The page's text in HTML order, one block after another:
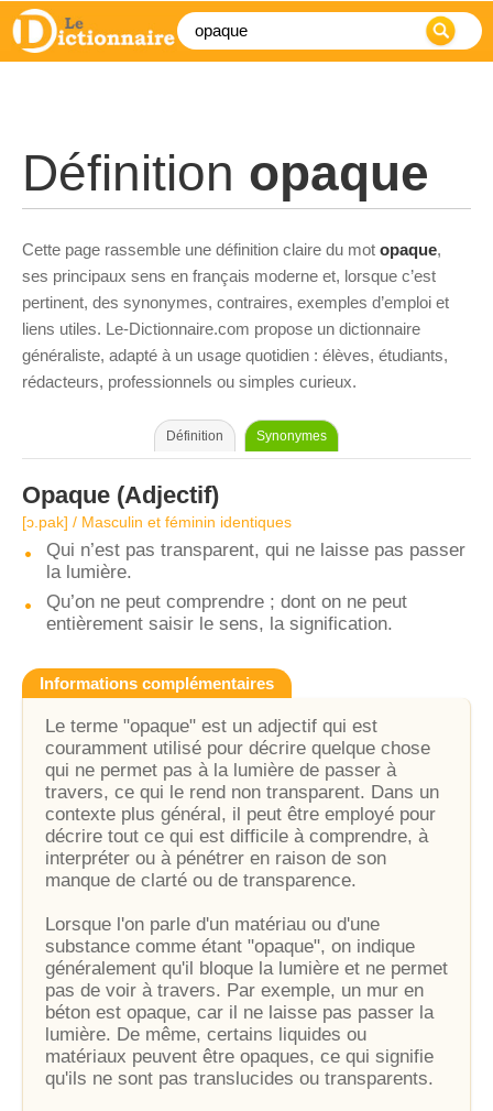
Définition opaque
Cette page rassemble une définition claire du mot opaque,
ses principaux sens en français moderne et, lorsque c’est
pertinent, des synonymes, contraires, exemples d’emploi et
liens utiles. Le-Dictionnaire.com propose un dictionnaire
généraliste, adapté à un usage quotidien : élèves, étudiants,
rédacteurs, professionnels ou simples curieux.
Définition Synonymes
Opaque (Adjectif)
[ɔ.pak] / Masculin et féminin identiques
Qui n’est pas transparent, qui ne laisse pas passer
la lumière.
Qu’on ne peut comprendre ; dont on ne peut
entièrement saisir le sens, la signification.
Informations complémentaires
Le terme "opaque" est un adjectif qui est
couramment utilisé pour décrire quelque chose
qui ne permet pas à la lumière de passer à
travers, ce qui le rend non transparent. Dans un
contexte plus général, il peut être employé pour
décrire tout ce qui est difficile à comprendre, à
interpréter ou à pénétrer en raison de son
manque de clarté ou de transparence.
Lorsque l'on parle d'un matériau ou d'une
substance comme étant "opaque", on indique
généralement qu'il bloque la lumière et ne permet
pas de voir à travers. Par exemple, un mur en
béton est opaque, car il ne laisse pas passer la
lumière. De même, certains liquides ou
matériaux peuvent être opaques, ce qui signifie
qu'ils ne sont pas translucides ou transparents.